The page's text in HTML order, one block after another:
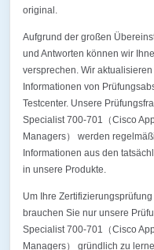
original.
Aufgrund der großen
und Antworten können wir
versprechen. Wir
Informationen von
Testcenter. Unsere
Specialist 700-701（Cisco
Managers） werden
Informationen aus den
in unsere Produkte.
Um Ihre
brauchen Sie nur unsere
Specialist 700-701（Cisco
Managers） gründlich zu